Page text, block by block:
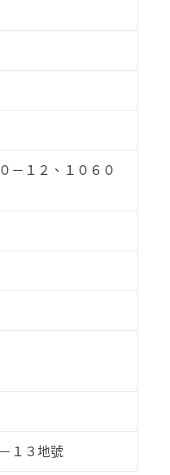
－１２、１０６０
１３地號